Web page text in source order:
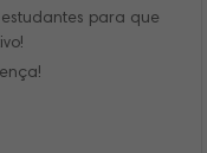
para que